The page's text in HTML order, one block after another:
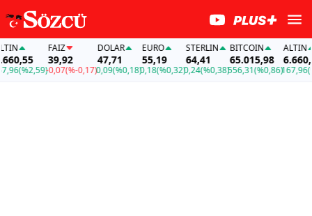
(%2,59)
FAİZ
39,92
-0,07(%-0,17)
DOLAR
47,71
0,09(%0,18)
EURO
55,19
0,18(%0,32)
STERLIN
64,41
0,24(%0,38)
BITCOIN
65.015,98
556,31(%0,86)
ALTIN
167,96